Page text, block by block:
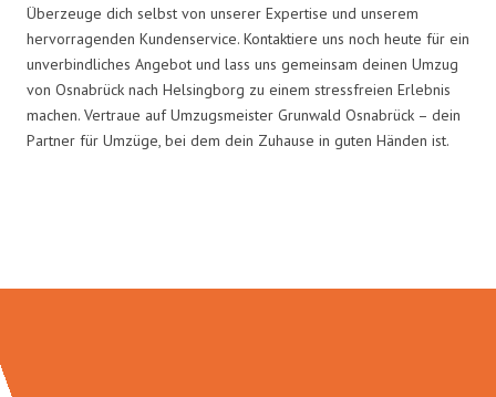
Überzeuge dich selbst von unserer Expertise und unserem
hervorragenden Kundenservice. Kontaktiere uns noch heute für ein
unverbindliches Angebot und lass uns gemeinsam deinen Umzug
von Osnabrück nach Helsingborg zu einem stressfreien Erlebnis
machen. Vertraue auf Umzugsmeister Grunwald Osnabrück – dein
Partner für Umzüge, bei dem dein Zuhause in guten Händen ist.